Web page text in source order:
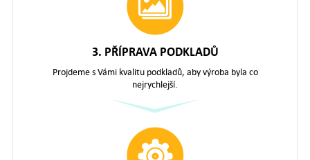
3. PŘÍPRAVA PODKLADŮ
Projdeme s Vámi kvalitu podkladů, aby výroba byla co
nejrychlejší.